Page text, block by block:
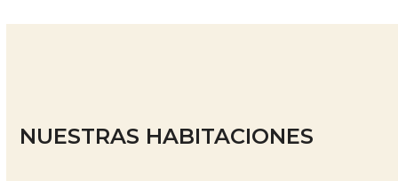
NUESTRAS HABITACIONES